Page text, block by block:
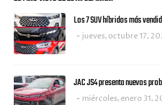
Los 7 SUV híbridos más
jueves, octubre 17,
JAC JS4 presenta nuevos
miércoles, enero 31,